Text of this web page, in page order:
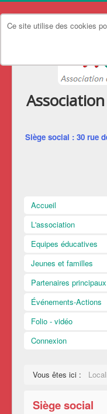
Ce site utilise des cookies
Siège social : 30 rue
Accueil
L'association
Equipes éducatives
Jeunes et familles
Partenaires principaux
Événements-Actions
Folio - vidéo
Connexion
Vous êtes ici :
Siège social